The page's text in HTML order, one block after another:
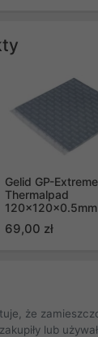
Gelid GP-Extreme
Thermalpad
120x120x0.5mm
69,00 zł
że
lub